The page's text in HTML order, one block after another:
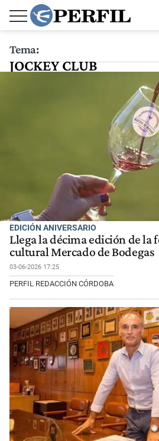
Tema:
JOCKEY CLUB
EDICIÓN ANIVERSARIO
Llega la décima edición de la
cultural Mercado de Bodegas
03-06-2026 17:25
PERFIL REDACCIÓN CÓRDOBA